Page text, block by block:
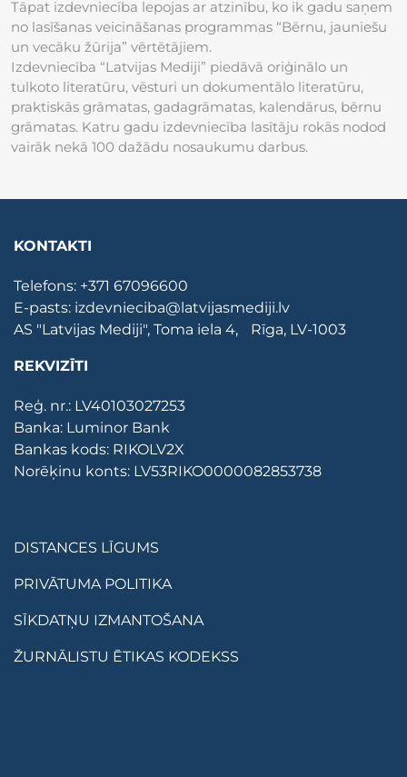
Tāpat izdevniecība lepojas ar atzinību, ko ik gadu saņem
no lasīšanas veicināšanas programmas “Bērnu, jauniešu
un vecāku žūrija” vērtētājiem.
Izdevniecība “Latvijas Mediji” piedāvā oriģinālo un
tulkoto literatūru, vēsturi un dokumentālo literatūru,
praktiskās grāmatas, gadagrāmatas, kalendārus, bērnu
grāmatas. Katru gadu izdevniecība lasītāju rokās nodod
vairāk nekā 100 dažādu nosaukumu darbus.
KONTAKTI
Telefons: +371 67096600
E-pasts: izdevnieciba@latvijasmediji.lv
AS "Latvijas Mediji", Toma iela 4, Rīga, LV-1003
REKVIZĪTI
Reģ. nr.: LV40103027253
Banka: Luminor Bank
Bankas kods: RIKOLV2X
Norēķinu konts: LV53RIKO0000082853738
DISTANCES LĪGUMS
PRIVĀTUMA POLITIKA
SĪKDATŅU IZMANTOŠANA
ŽURNĀLISTU ĒTIKAS KODEKSS